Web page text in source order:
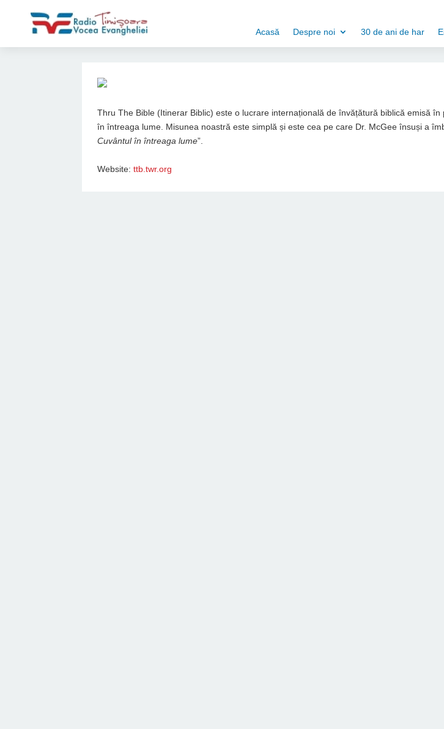
Acasă Despre noi 30 de ani de har
Thru The Bible (Itinerar Biblic) este o lucrare internațională de învățătură biblică emisă în
în întreaga lume. Misunea noastră este simplă și este cea pe care Dr. McGee însuși a
Cuvântul în întreaga lume”.
Website:ttb.twr.org